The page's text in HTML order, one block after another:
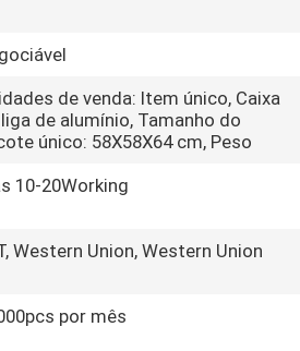
de venda: Item único, Caixa
de alumínio, Tamanho do
único: 58X58X64 cm, Peso
10-20Working
Western Union, Western Union
por mês